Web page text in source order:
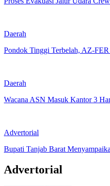
Daerah
Pondok Tinggi Terbelah, AZ-
Daerah
Wacana ASN Masuk Kantor 3
Advertorial
Bupati Tanjab Barat
Advertorial